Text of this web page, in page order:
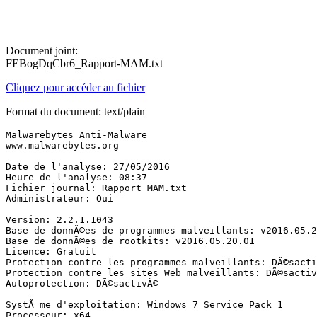
Document joint:
FEBogDqCbr6_Rapport-MAM.txt
Cliquez pour accéder au fichier
Format du document: text/plain
Malwarebytes Anti-Malware
www.malwarebytes.org
Date de l'analyse: 27/05/2016
Heure de l'analyse: 08:37
Fichier journal: Rapport MAM.txt
Administrateur: Oui
Version: 2.2.1.1043
Base de donnÃ©es de programmes malveillants:
Base de donnÃ©es de rootkits: v2016.05.20.01
Licence: Gratuit
Protection contre les programmes malveillants:
Protection contre les sites Web malveillants:
Autoprotection: DÃ©sactivÃ©
SystÃ¨me d'exploitation: Windows 7 Service Pack 1